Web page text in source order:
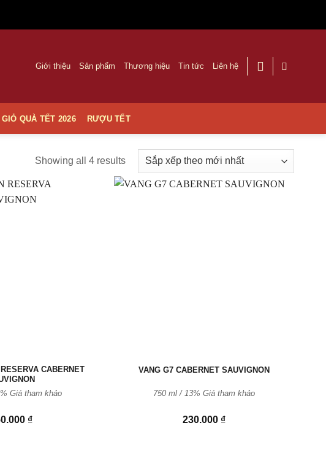
Giới thiệu Sản phẩm Thương hiệu Tin tức Liên hệ
GIỎ QUÀ TẾT 2026 RƯỢU TẾT
Showing all 4 results
CABERNET
₫
Giá tham khảo
VANG G7 CABERNET SAUVIGNON
230.000 ₫
750 ml / 13% Giá tham khảo